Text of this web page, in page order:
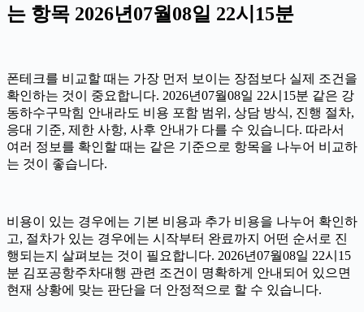
는 항목 2026년07월08일 22시15분
폰테크를 비교할 때는 가장 먼저 보이는 장점보다 실제 조건을
확인하는 것이 중요합니다. 2026년07월08일 22시15분 같은 강
동하수구막힘 안내라도 비용 포함 범위, 상담 방식, 진행 절차,
응대 기준, 제한 사항, 사후 안내가 다를 수 있습니다. 따라서
여러 정보를 확인할 때는 같은 기준으로 항목을 나누어 비교하
는 것이 좋습니다.
비용이 있는 경우에는 기본 비용과 추가 비용을 나누어 확인하
고, 절차가 있는 경우에는 시작부터 완료까지 어떤 순서로 진
행되는지 살펴보는 것이 필요합니다. 2026년07월08일 22시15
분 김포공항주차대행 관련 조건이 명확하게 안내되어 있으면
현재 상황에 맞는 판단을 더 안정적으로 할 수 있습니다.